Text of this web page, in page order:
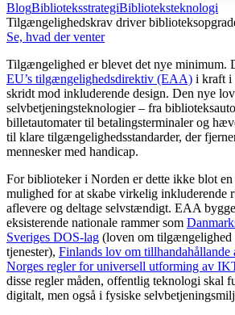
BlogBiblioteksstrategiBiblioteksteknologi
Tilgængelighedskrav driver
Se, hvad der venter
Tilgængelighed er blevet det nye minimum.
EU’s tilgængelighedsdirektiv (EAA) i kraft i
skridt mod inkluderende design. Den nye
selvbetjenings­teknologier – fra
billetautomater til betalingsterminaler og
til klare tilgængelighedsstandarder, der
mennesker med handicap.
For biblioteker i Norden er dette ikke blot
mulighed for at skabe virkelig inkluderende
aflevere og deltage selvstændigt. EAA
eksisterende nationale rammer som
Sveriges DOS-lag (loven om
tjenester), Finlands lov om tillhandahållande
Norges regler for universell utforming av
disse regler måden, offentlig teknologi skal
digitalt, men også i fysiske